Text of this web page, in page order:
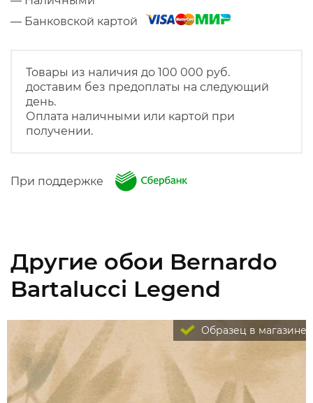
— Банковской картой
Товары из наличия до 100 000 руб.
доставим без предоплаты на следующий
день.
Оплата наличными или картой при
получении.
При поддержке
Другие обои Bernardo
Bartalucci Legend
Образец в магазине